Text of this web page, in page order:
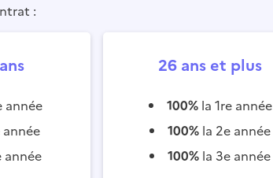
:
année
année
année
26 ans et plus
100% la 1re année
100% la 2e année
100% la 3e année